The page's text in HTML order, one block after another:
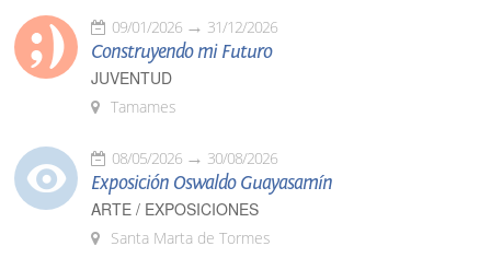
09/01/2026 31/12/2026
Construyendo mi Futuro
JUVENTUD
Tamames
08/05/2026 30/08/2026
Exposición Oswaldo Guayasamín
ARTE / EXPOSICIONES
Santa Marta de Tormes